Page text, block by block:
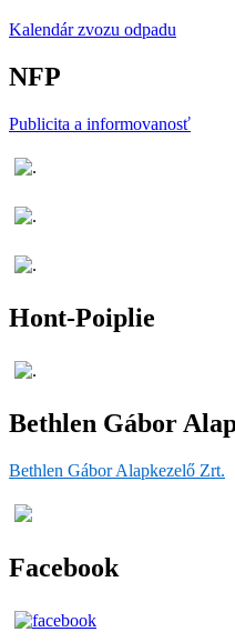
Kalendár zvozu odpadu
NFP
Publicita a informovanosť
Hont-Poiplie
Bethlen Gábor
Bethlen Gábor Alapkezelő Zrt.
Facebook